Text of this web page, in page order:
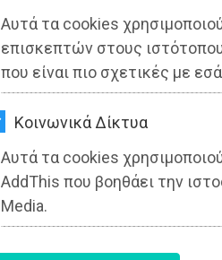
Αυτά τα cookies
επισκεπτών στους
που είναι πιο σχετικές με
Kοινωνικά Δίκτυα
Αυτά τα cookies
AddThis που βοηθάει την
Media.